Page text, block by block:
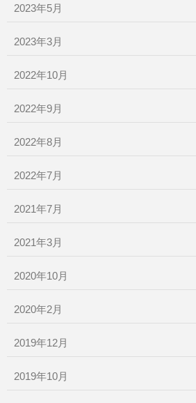
2023年5月
2023年3月
2022年10月
2022年9月
2022年8月
2022年7月
2021年7月
2021年3月
2020年10月
2020年2月
2019年12月
2019年10月